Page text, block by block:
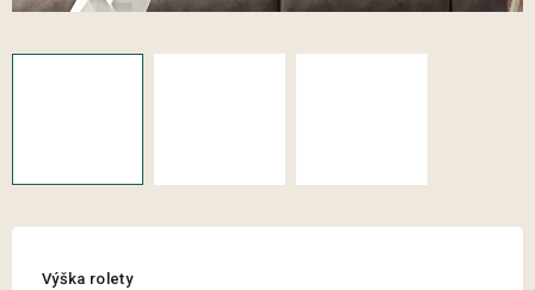
Výška rolety